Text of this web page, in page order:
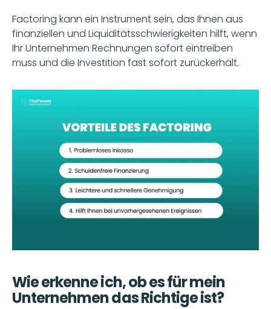
Factoring kann ein Instrument sein, das Ihnen aus
finanziellen und Liquiditätsschwierigkeiten hilft, wenn
Ihr Unternehmen Rechnungen sofort eintreiben
muss und die Investition fast sofort zurückerhält.
Wie erkenne ich, ob es für mein
Unternehmen das Richtige ist?